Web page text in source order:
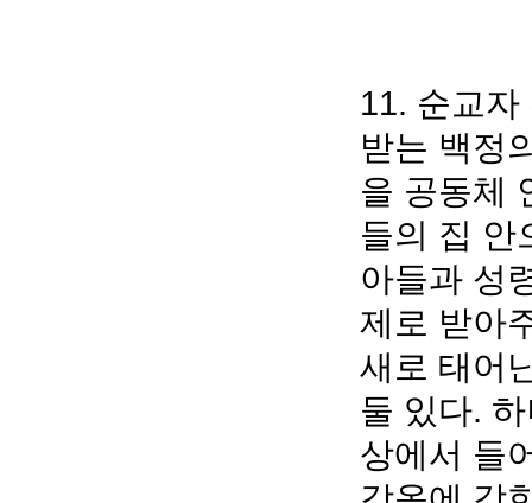
11. 순교
받는 백정
을 공동체
들의 집 안
아들과 성
제로 받아
새로 태어
둘 있다.
상에서 들